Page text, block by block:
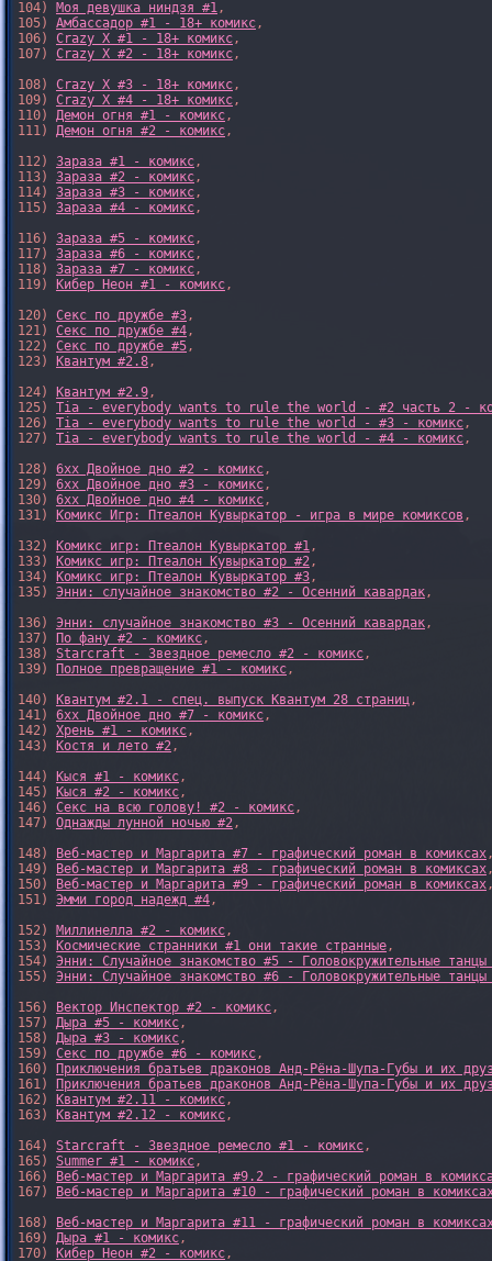
104) Моя девушка ниндзя #1,
105) Амбассадор #1 - 18+ комикс,
106) Crazy X #1 - 18+ комикс,
107) Crazy X #2 - 18+ комикс,
108) Crazy X #3 - 18+ комикс,
109) Crazy X #4 - 18+ комикс,
110) Демон огня #1 - комикс,
111) Демон огня #2 - комикс,
112) Зараза #1 - комикс,
113) Зараза #2 - комикс,
114) Зараза #3 - комикс,
115) Зараза #4 - комикс,
116) Зараза #5 - комикс,
117) Зараза #6 - комикс,
118) Зараза #7 - комикс,
119)
Кибер Неон #1 - комикс,
120) Секс по дружбе #3,
121) Секс по дружбе #4,
122) Секс по дружбе #5,
123)
Квантум #2.8,
124)
Квантум #2.9,
125) Tia - everybody wants to rule the world - #2 часть 2 -
126) Tia - everybody wants to rule the world - #3 - комикс,
127) Tia - everybody wants to rule the world - #4 - комикс,
128) 6xx Двойное дно #2 - комикс,
129) 6xx Двойное дно #3 - комикс,
130) 6xx Двойное дно #4 - комикс,
131)
Комикс Игр: Птеалон Кувыркатор - игра в мире комиксов ,
132)
Комикс игр: Птеалон Кувыркатор #1,
133)
Комикс игр: Птеалон Кувыркатор #2,
134)
Комикс игр: Птеалон Кувыркатор #3,
135) Энни: случайное знакомство #2 - Осенний кавардак,
136) Энни: случайное знакомство #3 - Осенний кавардак,
137)
По фану #2 - комикс,
138) Starcraft - Звездное ремесло #2 - комикс,
139)
Полное превращение #1 - комикс,
140)
Квантум #2.1 - спец. выпуск Квантум 28 страниц,
141) 6xx Двойное дно #7 - комикс,
142) Хрень #1 - комикс,
143)
Костя и лето #2,
144)
Кыся #1 - комикс,
145)
Кыся #2 - комикс,
146) Секс на всю голову! #2 - комикс,
147) Однажды лунной ночью #2,
148)
Веб-мастер и Маргарита #7 - графический роман в комиксах
149)
Веб-мастер и Маргарита #8 - графический роман в комиксах
150)
Веб-мастер и Маргарита #9 - графический роман в комиксах
151) Эмми город надежд #4,
152) Миллинелла #2 - комикс,
153)
Космические странники #1 они такие странные,
154) Энни: Случайное знакомство #5 - Головокружительные
155) Энни: Случайное знакомство #6 - Головокружительные
156)
Вектор Инспектор #2 - комикс,
157) Дыра #5 - комикс,
158) Дыра #3 - комикс,
159) Секс по дружбе #6 - комикс,
160)
Приключения братьев драконов Анд-Рёна-Шупа-Губы и их
161)
Приключения братьев драконов Анд-Рёна-Шупа-Губы и их
162)
Квантум #2.11 - комикс,
163)
Квантум #2.12 - комикс,
164) Starcraft - Звездное ремесло #1 - комикс,
165) Summer #1 - комикс,
166)
Веб-мастер и Маргарита #9.2 - графический роман в
167)
Веб-мастер и Маргарита #10 - графический роман в
168)
Веб-мастер и Маргарита #11 - графический роман в
169) Дыра #1 - комикс,
170)
Кибер Неон #2 - комикс,